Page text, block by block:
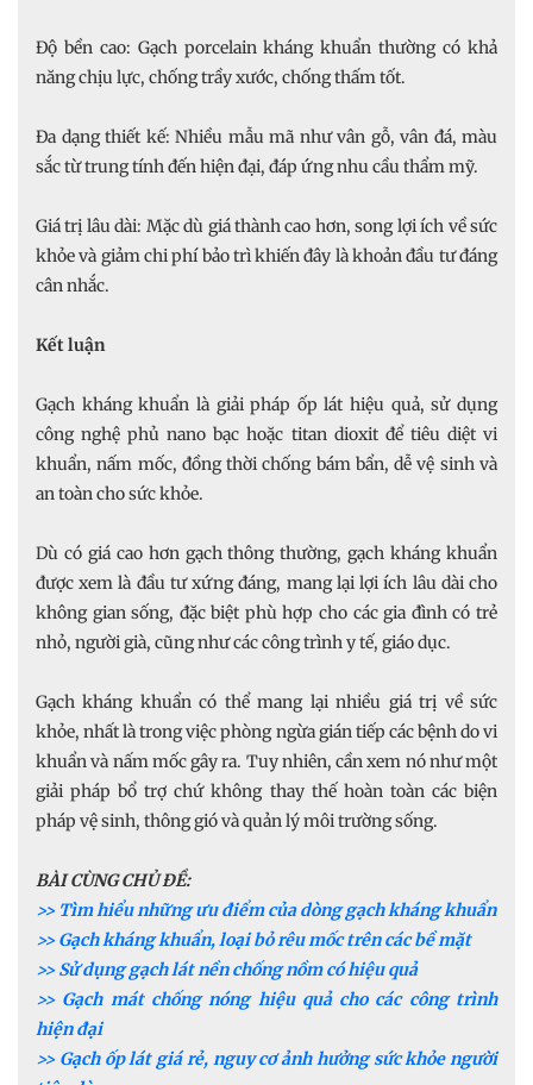
Độ bền cao: Gạch porcelain kháng khuẩn thường có khả
năng chịu lực, chống trầy xước, chống thấm tốt.
Đa dạng thiết kế: Nhiều mẫu mã như vân gỗ, vân đá, màu
sắc từ trung tính đến hiện đại, đáp ứng nhu cầu thẩm mỹ.
Giá trị lâu dài: Mặc dù giá thành cao hơn, song lợi ích về sức
khỏe và giảm chi phí bảo trì khiến đây là khoản đầu tư đáng
cân nhắc.
Kết luận
Gạch kháng khuẩn là giải pháp ốp lát hiệu quả, sử dụng
công nghệ phủ nano bạc hoặc titan dioxit để tiêu diệt vi
khuẩn, nấm mốc, đồng thời chống bám bẩn, dễ vệ sinh và
an toàn cho sức khỏe.
Dù có giá cao hơn gạch thông thường, gạch kháng khuẩn
được xem là đầu tư xứng đáng, mang lại lợi ích lâu dài cho
không gian sống, đặc biệt phù hợp cho các gia đình có trẻ
nhỏ, người già, cũng như các công trình y tế, giáo dục.
Gạch kháng khuẩn có thể mang lại nhiều giá trị về sức
khỏe, nhất là trong việc phòng ngừa gián tiếp các bệnh do vi
khuẩn và nấm mốc gây ra. Tuy nhiên, cần xem nó như một
giải pháp bổ trợ chứ không thay thế hoàn toàn các biện
pháp vệ sinh, thông gió và quản lý môi trường sống.
BÀI CÙNG CHỦ ĐỀ:
>> Tìm hiểu những ưu điểm của dòng gạch kháng khuẩn
>> Gạch kháng khuẩn, loại bỏ rêu mốc trên các bề mặt
>> Sử dụng gạch lát nền chống nồm có hiệu quả
>> Gạch mát chống nóng hiệu quả cho các công trình
hiện đại
>> Gạch ốp lát giá rẻ, nguy cơ ảnh hưởng sức khỏe người